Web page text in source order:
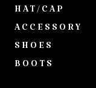
HAT/CAP
ACCESSORY
SHOES
BOOTS